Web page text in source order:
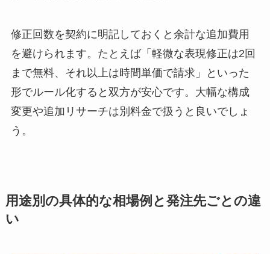
修正回数を契約に明記しておくと余計な追加費用
を避けられます。たとえば「軽微な表現修正は2回
まで無料、それ以上は時間単価で請求」といった
形でルール化すると双方が安心です。大幅な構成
変更や追加リサーチは別料金で扱うと良いでしょ
う。
用途別の具体的な相場例と発注先ごとの違
い